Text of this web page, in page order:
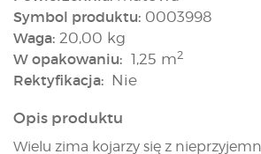
Symbol produktu: 0003998
Waga: 20,00 kg
W opakowaniu: 1,25 m2
Rektyfikacja: Nie
Opis produktu
Wielu zima kojarzy się z